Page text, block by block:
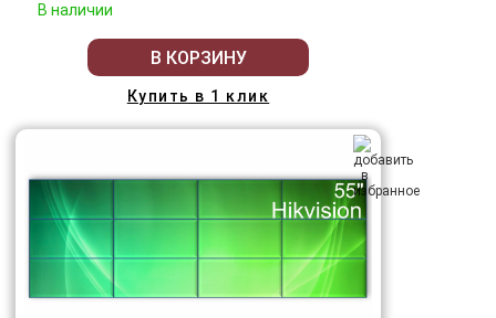
В наличии
В КОРЗИНУ
Купить в 1 клик